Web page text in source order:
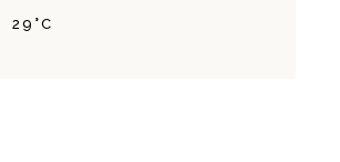
29 °C